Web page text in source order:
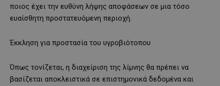
ποιος έχει την ευθύνη λήψης αποφάσεων σε μια τόσο
ευαίσθητη προστατευόμενη περιοχή.
Έκκληση για προστασία του υγροβιότοπου
Όπως τονίζεται, η διαχείριση της λίμνης θα πρέπει να
βασίζεται αποκλειστικά σε επιστημονικά δεδομένα και